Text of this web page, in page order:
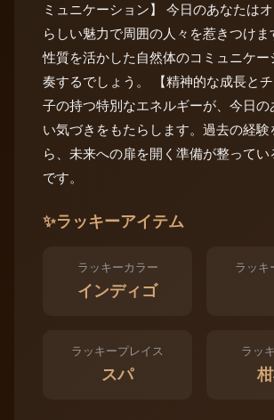
ミュニケーション】 今日のあなたは
らしい魅力で周囲の人々を惹きつけ
性質を活かした自然体のコミュニケー
奏するでしょう。 【精神的な成長と
子の持つ特別なエネルギーが、今日の
い気づきをもたらします。過去の経
ら、未来への扉を開く準備が整って
です。
✨ラッキーアイテム
ラッキーカラー
インディゴ
ラッキ
ラッキープレイス
スパ
ラッ